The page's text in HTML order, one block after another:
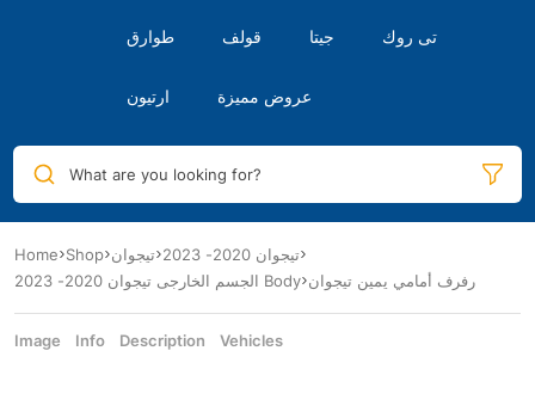
طوارق قولف جيتا تى روك
ارتيون عروض مميزة
What are you looking for?
Home Shop تيجوان
تيجوان 2020- 2023
الجسم الخارجى تيجوان 2020- 2023 Body رفرف أمامي يمين تيجوان
Image Info Description Vehicles